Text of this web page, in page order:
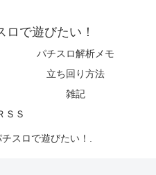
で遊びたい！
パチスロ解析メモ
立ち回り方法
雑記
ＳＳ
スロで遊びたい！.